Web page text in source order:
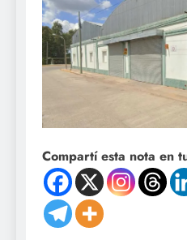
Compartí esta nota en